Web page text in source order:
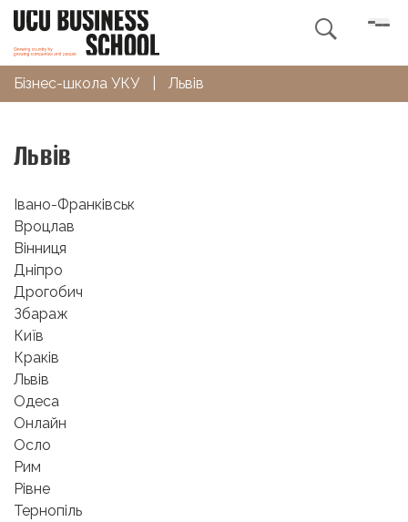

Бізнес-школа УКУ Львів
Львів
Івано-Франківськ
Вроцлав
Вінниця
Дніпро
Дрогобич
Збараж
Київ
Краків
Львів
Одеса
Онлайн
Осло
Рим
Рівне
Тернопіль